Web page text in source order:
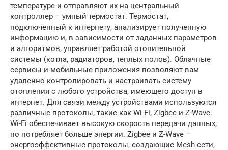
температуре и отправляют их на центральный
контроллер – умный термостат. Термостат,
подключенный к интернету, анализирует полученную
информацию и, в зависимости от заданных параметров
и алгоритмов, управляет работой отопительной
системы (котла, радиаторов, теплых полов). Облачные
сервисы и мобильные приложения позволяют вам
удаленно контролировать и настраивать систему
отопления с любого устройства, имеющего доступ в
интернет. Для связи между устройствами используются
различные протоколы, такие как Wi-Fi, Zigbee и Z-Wave.
Wi-Fi обеспечивает высокую скорость передачи данных,
но потребляет больше энергии. Zigbee и Z-Wave –
энергоэффективные протоколы, создающие Mesh-сети,